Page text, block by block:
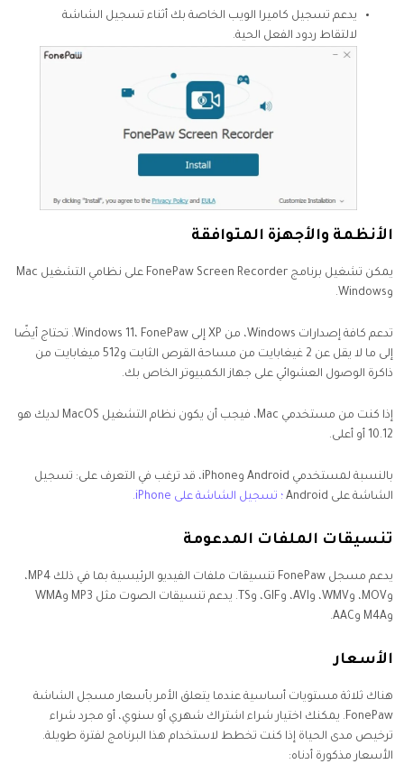
يدعم تسجيل كاميرا الويب الخاصة بك أثناء تسجيل الشاشة
لالتقاط ردود الفعل الحية.
الأنظمة والأجهزة المتوافقة
يمكن تشغيل برنامج FonePaw Screen Recorder على نظامي التشغيل Mac
وWindows.
تدعم كافة إصدارات Windows، من XP إلى Windows 11، FonePaw. تحتاج أيضًا
إلى ما لا يقل عن 2 غيغابايت من مساحة القرص الثابت و512 ميغابايت من
ذاكرة الوصول العشوائي على جهاز الكمبيوتر الخاص بك.
إذا كنت من مستخدمي Mac، فيجب أن يكون نظام التشغيل MacOS لديك هو
10.12 أو أعلى.
بالنسبة لمستخدمي Android وiPhone، قد ترغب في التعرف على: تسجيل
الشاشة على Android
؛ تسجيل الشاشة على iPhone.
تنسيقات الملفات المدعومة
يدعم مسجل FonePaw تنسيقات ملفات الفيديو الرئيسية بما في ذلك MP4،
وMOV، وWMV، وAVI، وGIF، وTS. يدعم تنسيقات الصوت مثل MP3 وWMA
وM4A وAAC.
الأسعار
هناك ثلاثة مستويات أساسية عندما يتعلق الأمر بأسعار مسجل الشاشة
FonePaw. يمكنك اختيار شراء اشتراك شهري أو سنوي، أو مجرد شراء
ترخيص مدى الحياة إذا كنت تخطط لاستخدام هذا البرنامج لفترة طويلة.
الأسعار مذكورة أدناه: